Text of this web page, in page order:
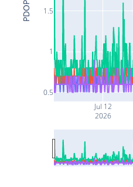
Jul 12
2026
0.5
1
1.5
PDOP